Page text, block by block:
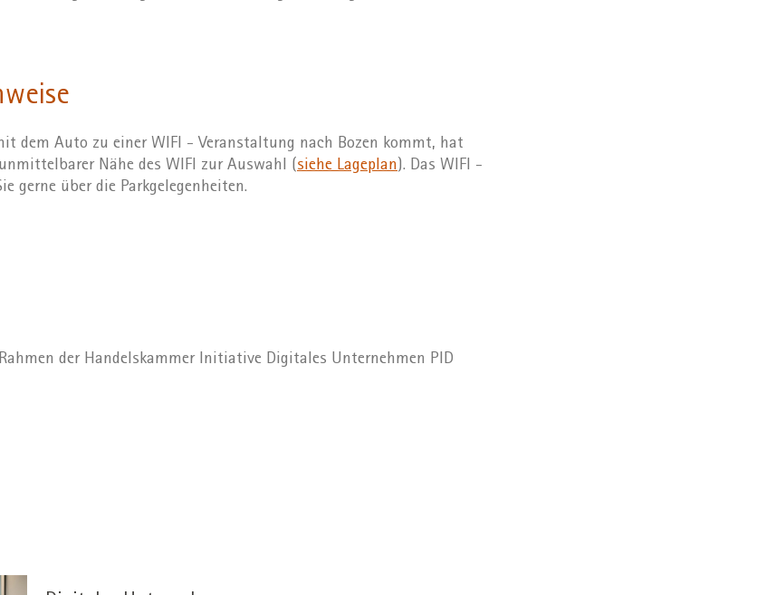
dem Auto zu einer WIFI - Veranstaltung nach Bozen kommt, hat
Nähe des WIFI zur Auswahl (siehe Lageplan). Das WIFI -
gerne über die Parkgelegenheiten.
der Handelskammer Initiative Digitales Unternehmen PID